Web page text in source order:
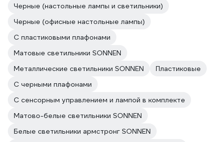
Черные (настольные лампы и светильники)
Черные (офисные настольные лампы)
С пластиковыми плафонами
Матовые светильники SONNEN
Металлические светильники SONNEN
Пластиковые
С черными плафонами
С сенсорным управлением и лампой в комплекте
Матово-белые светильники SONNEN
Белые светильники армстронг SONNEN